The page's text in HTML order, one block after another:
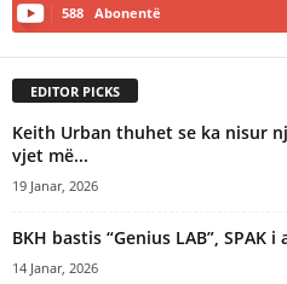
588 Abonentë
EDITOR PICKS
Keith Urban thuhet se ka nisur
vjet më...
19 Janar, 2026
BKH bastis “Genius LAB”,
14 Janar, 2026